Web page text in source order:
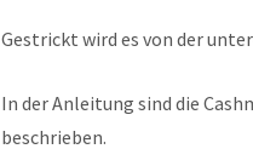
Gestrickt wird es von der
In der Anleitung sind die
beschrieben.